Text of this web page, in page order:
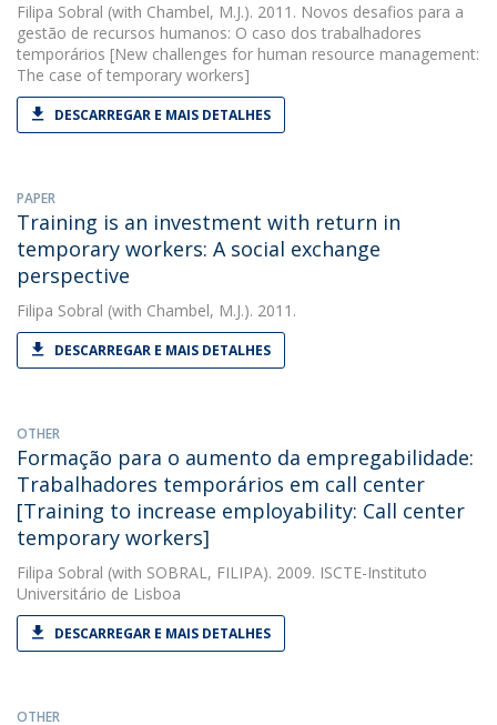
Filipa Sobral (with Chambel, M.J.). 2011. Novos desafios para a
gestão de recursos humanos: O caso dos trabalhadores
temporários [New challenges for human resource management:
The case of temporary workers]
DESCARREGAR E MAIS DETALHES
PAPER
Training is an investment with return in
temporary workers: A social exchange
perspective
Filipa Sobral (with Chambel, M.J.). 2011.
DESCARREGAR E MAIS DETALHES
OTHER
Formação para o aumento da empregabilidade:
Trabalhadores temporários em call center
[Training to increase employability: Call center
temporary workers]
Filipa Sobral (with SOBRAL, FILIPA). 2009. ISCTE-Instituto
Universitário de Lisboa
DESCARREGAR E MAIS DETALHES
OTHER